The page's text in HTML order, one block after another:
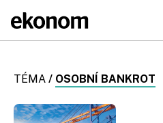
TÉMA / OSOBNÍ BANKROT